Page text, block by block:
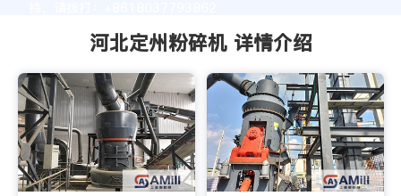
河北定州粉碎机 详情介绍